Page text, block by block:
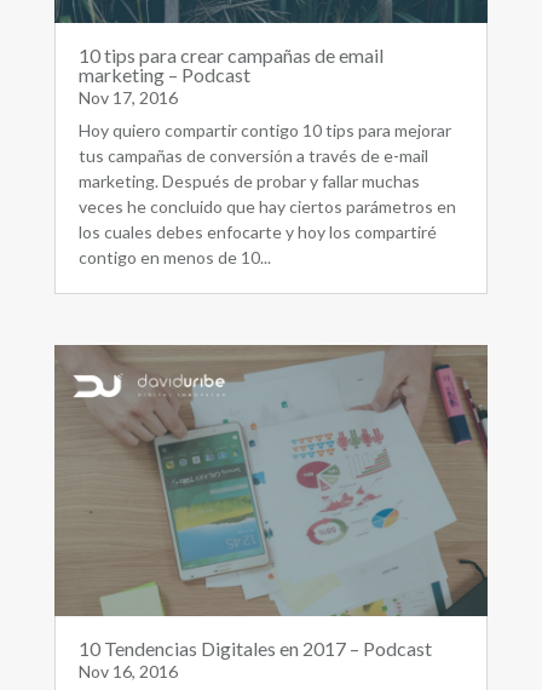
10 tips para crear campañas de email
marketing – Podcast
Nov 17, 2016
Hoy quiero compartir contigo 10 tips para mejorar
tus campañas de conversión a través de e-mail
marketing. Después de probar y fallar muchas
veces he concluido que hay ciertos parámetros en
los cuales debes enfocarte y hoy los compartiré
contigo en menos de 10...
10 Tendencias Digitales en 2017 – Podcast
Nov 16, 2016